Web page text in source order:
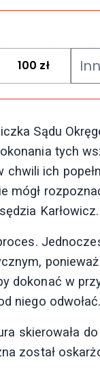
100 zł
Sądu
tych
chwili ich
mógł
Karłowicz.
dokonać w
niego odwołać.
skierowała
został